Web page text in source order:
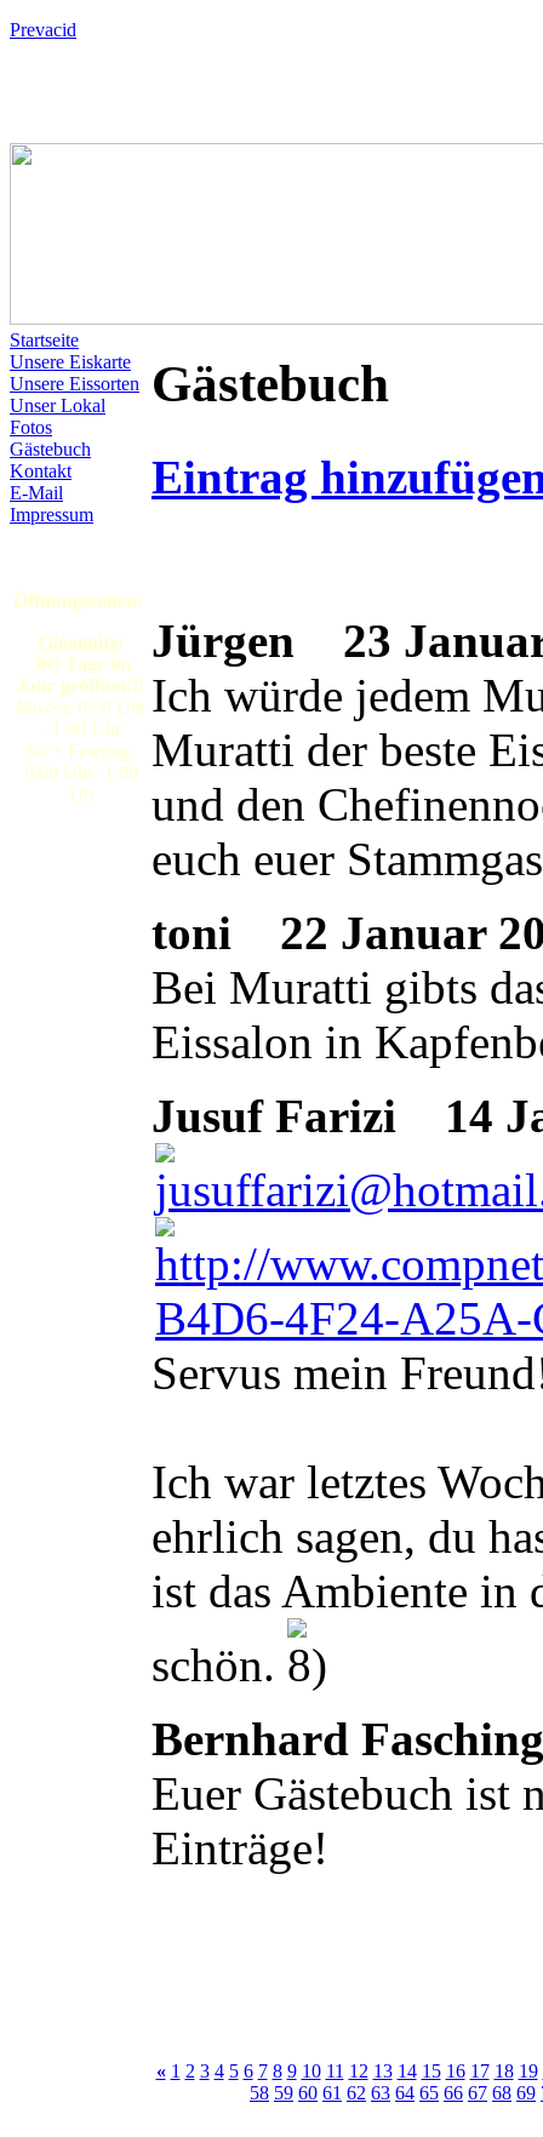
Prevacid
Startseite
Unsere Eiskarte
Unsere Eissorten
Unser Lokal
Fotos
Gästebuch
Kontakt
E-Mail
Impressum
Öffnungszeiten:
Gloggnitz:
365 Tage im
Jahr geöffnet!!!
Mo-Sa: 8:00 Uhr
- 1:00 Uhr
So + Feiertag:
9:00 Uhr- 1:00
Uh
Gästebuch
Eintrag
Jürgen
23
Ich würde jedem
Muratti der beste
und den
euch euer
toni
22 Januar
Bei Muratti gibts
Eissalon in
Jusuf Farizi
14
Servus mein
Ich war letztes
ehrlich sagen, du
ist das Ambiente in
schön.
Bernhard Fasching
Euer Gästebuch ist
Einträge!
« 1 2 3 4 5 6 7 8 9 10 11 12 13 14 15 16 17 18 19
58 59 60 61 62 63 64 65 66 67 68 69